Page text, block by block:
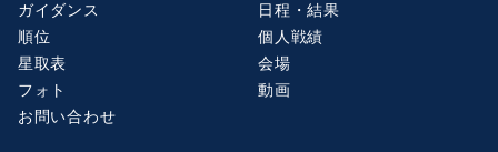
ガイダンス
日程・結果
順位
個人戦績
星取表
会場
フォト
動画
お問い合わせ